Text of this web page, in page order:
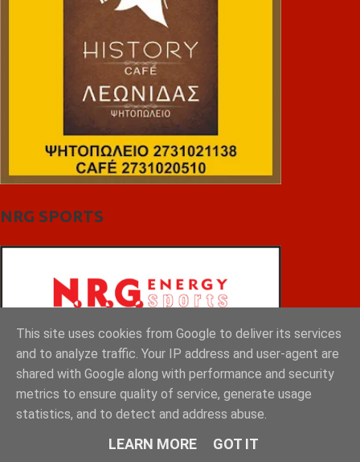
NRG SPORTS
This site uses cookies from Google to deliver its services
and to analyze traffic. Your IP address and user-agent are
shared with Google along with performance and security
metrics to ensure quality of service, generate usage
statistics, and to detect and address abuse.
LEARN MORE GOT IT